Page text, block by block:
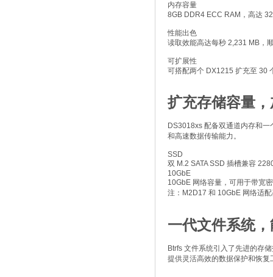
内存容量
8GB DDR4 ECC RAM，高达
性能出色
读取效能高达每秒 2,231 MB，
可扩展性
可搭配两个 DX1215 扩充至 30
扩充存储容量
DS3018xs 配备双通道内存和
和高速数据传输能力。
SSD
双 M.2 SATA SSD 插槽兼容
10GbE
10GbE 网络容量，可用于带宽
注：M2D17 和 10GbE 网络适
一代文件系统
Btrfs 文件系统引入了先进的存
提供灵活高效的数据保护和恢复